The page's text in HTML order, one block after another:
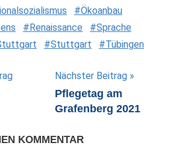
Ökoanbau
Renaissance
Sprache
Stuttgart Tübingen
Nächster Beitrag
Pflegetag am
Grafenberg 2021
KOMMENTAR